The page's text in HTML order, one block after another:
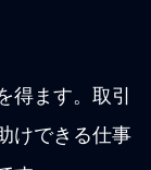
得ます。取引
けできる仕事